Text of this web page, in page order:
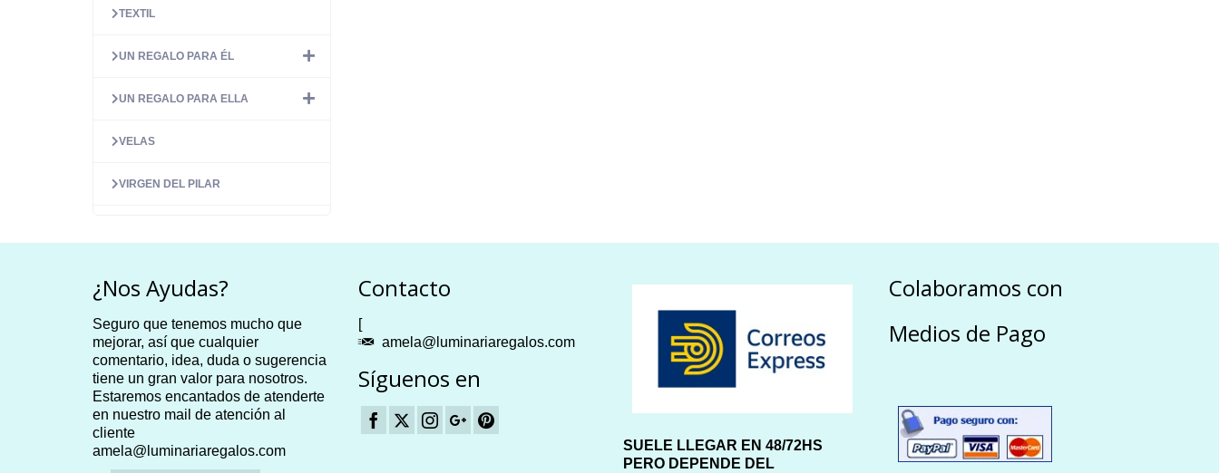
TEXTIL
UN REGALO PARA ÉL
UN REGALO PARA ELLA
VELAS
VIRGEN DEL PILAR
¿Nos Ayudas?
Seguro que tenemos mucho que
mejorar, así que cualquier
comentario, idea, duda o sugerencia
tiene un gran valor para nosotros.
Estaremos encantados de atenderte
en nuestro mail de atención al
cliente
amela@luminariaregalos.com
Contacto
[
amela@luminariaregalos.com
Síguenos en
SUELE LLEGAR EN 48/72HS
PERO DEPENDE DEL
Colaboramos con
Medios de Pago